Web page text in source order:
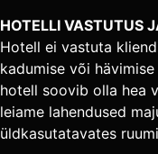
HOTELLI VASTUTUS
Hotell ei vastuta
kadumise või
hotell soovib olla hea
leiame lahendused
üldkasutatavates